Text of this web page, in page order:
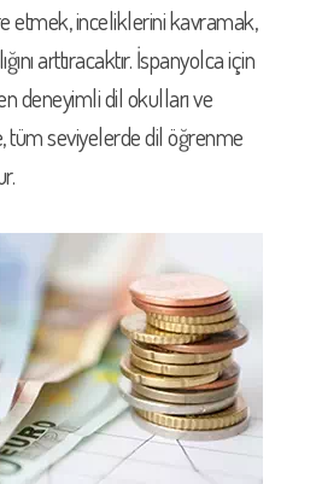
etmek, inceliklerini kavramak,
arttıracaktır. İspanyolca için
deneyimli dil okulları ve
tüm seviyelerde dil öğrenme